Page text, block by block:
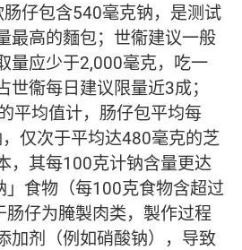
仔包含540毫克钠，是测试
最高的麵包；世衞建议一般
量应少于2,000毫克，吃一
世衞每日建议限量近3成；
平均值计，肠仔包平均每
仅次于平均达480毫克的芝
，其每100克计钠含量更达
」食物（每100克食物含超过
仔为腌製肉类，製作过程
加剂（例如硝酸钠），导致